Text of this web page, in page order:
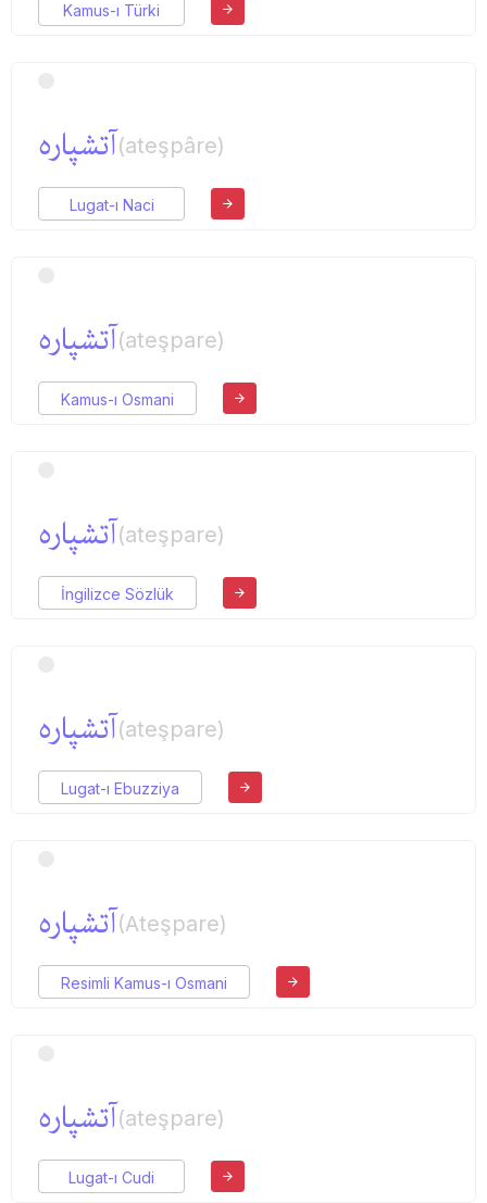
Kamus-ı Türki
آتشپاره(ateşpâre)
Lugat-ı Naci
آتشپاره(ateşpare)
Kamus-ı Osmani
آتشپاره(ateşpare)
İngilizce Sözlük
آتشپاره(ateşpare)
Lugat-ı Ebuzziya
آتشپاره(Ateşpare)
Resimli Kamus-ı Osmani
آتشپاره(ateşpare)
Lugat-ı Cudi